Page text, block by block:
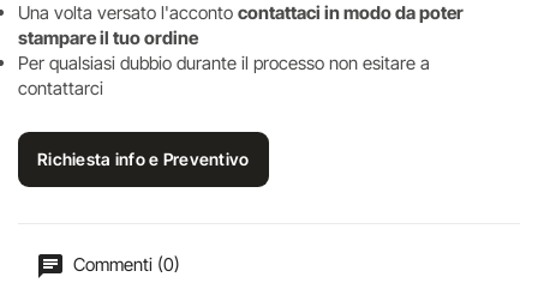
Una volta versato l'acconto contattaci in modo da poter
stampare il tuo ordine
Per qualsiasi dubbio durante il processo non esitare a
contattarci
Richiesta info e Preventivo
Commenti (0)